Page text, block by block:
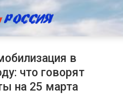
в
что говорят
на 25 марта